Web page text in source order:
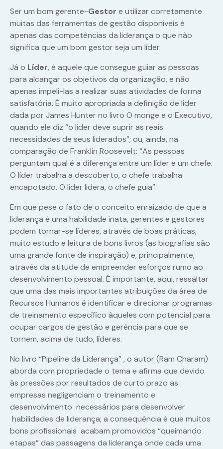
Ser um bom gerente-Gestor e utilizarcorretamente
muitas das ferramentas de gestão disponíveis é
apenas das competências da liderança o que não
significa que um bom gestor seja um líder.
Já o Líder, é aquele que consegue guiar as pessoas
para alcançar os objetivos da organização, e não
apenas impelí-las a realizar suas atividades de forma
satisfatória. É muito apropriada a definição de líder
dada por James Hunter no livro O monge e o Executivo,
quando ele diz “o líder deve suprir as reais
necessidades de seus liderados”; ou, ainda, na
comparação de Franklin Roosevelt: “As pessoas
perguntam qual é a diferença entre um líder e um chefe.
O líder trabalha a descoberto, o chefe trabalha
encapotado. O líder lidera, o chefe guia”.
Em que pese o fato de o conceito enraizado de que a
liderança é uma habilidade inata, gerentes e gestores
podem tornar-se líderes, através de boas práticas,
muito estudo e leitura de bons livros (as biografias são
uma grande fonte de inspiração) e, principalmente,
através da atitude de empreender esforços rumo ao
desenvolvimento pessoal. É importante, aqui, ressaltar
que uma das mais importantes atribuições da área de
Recursos Humanos é identificar e direcionar programas
de treinamento específico àqueles com potencial para
ocupar cargos de gestão e gerência para que se
tornem, acima de tudo, líderes.
No livro “Pipeline da Liderança” , o autor (Ram Charam)
aborda com propriedade o tema e afirma que devido
às pressões por resultados de curto prazo as
empresas negligenciam o treinamento e
desenvolvimento necessários para desenvolver
habilidades de liderança; a consequência é que muitos
bons profissionais acabam promovidos “queimando
etapas” das passagens da liderança onde cada uma